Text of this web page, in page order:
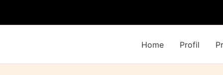
Home
Profil